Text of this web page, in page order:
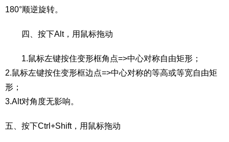
180°顺逆旋转。
四、按下Alt，用鼠标拖动
1.鼠标左键按住变形框角点=>中心对称自由矩形；
2.鼠标左键按住变形框边点=>中心对称的等高或等宽自由矩
形；
3.Alt对角度无影响。
五、按下Ctrl+Shift，用鼠标拖动